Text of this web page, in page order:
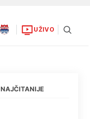
UŽIVO
NAJČITANIJE